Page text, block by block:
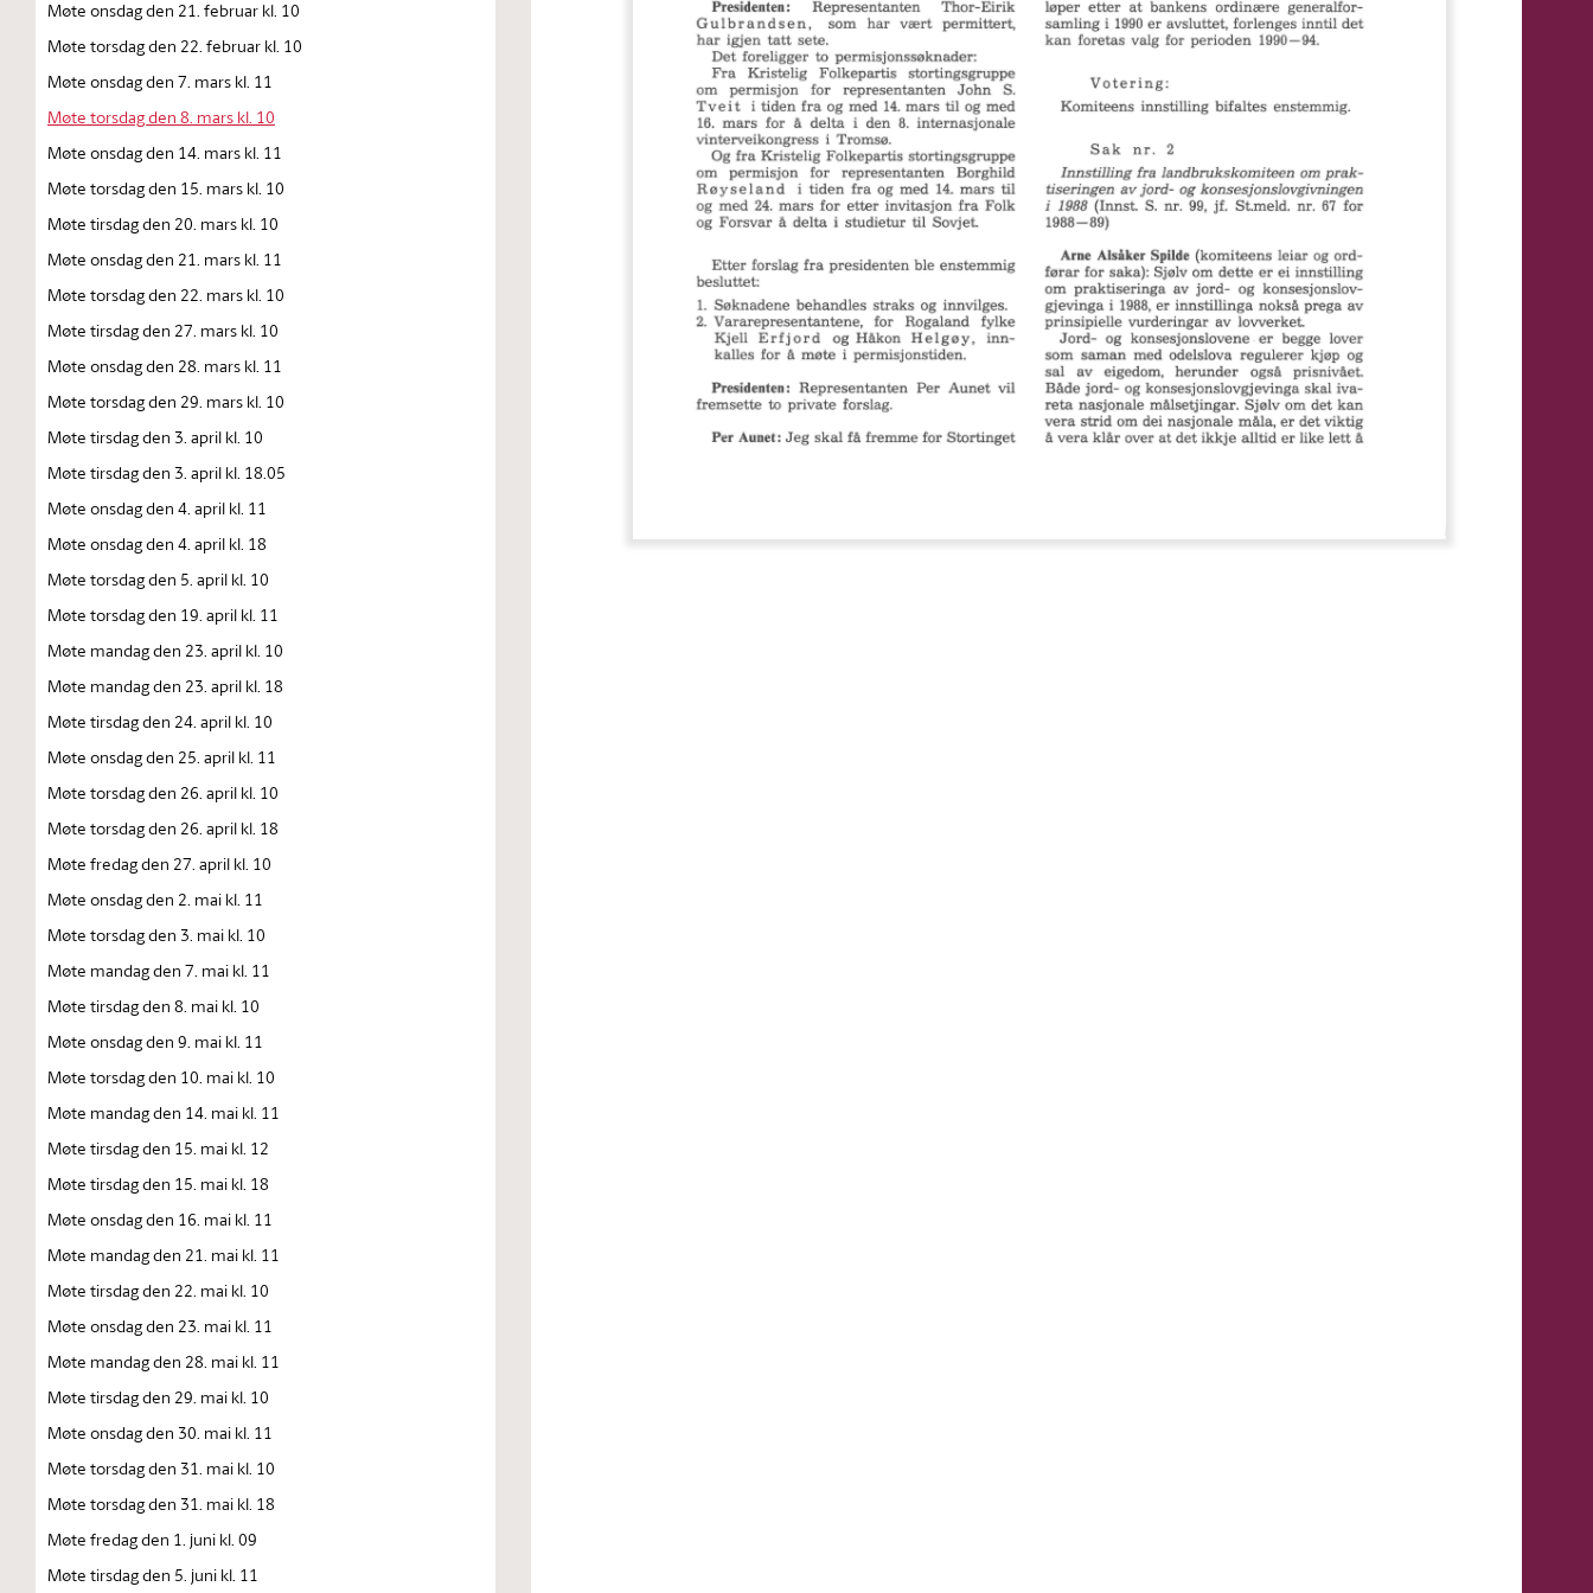
Møte onsdag den 21. februar kl. 10
Møte torsdag den 22. februar kl. 10
Møte onsdag den 7. mars kl. 11
Møte torsdag den 8. mars kl. 10
Møte onsdag den 14. mars kl. 11
Møte torsdag den 15. mars kl. 10
Møte tirsdag den 20. mars kl. 10
Møte onsdag den 21. mars kl. 11
Møte torsdag den 22. mars kl. 10
Møte tirsdag den 27. mars kl. 10
Møte onsdag den 28. mars kl. 11
Møte torsdag den 29. mars kl. 10
Møte tirsdag den 3. april kl. 10
Møte tirsdag den 3. april kl. 18.05
Møte onsdag den 4. april kl. 11
Møte onsdag den 4. april kl. 18
Møte torsdag den 5. april kl. 10
Møte torsdag den 19. april kl. 11
Møte mandag den 23. april kl. 10
Møte mandag den 23. april kl. 18
Møte tirsdag den 24. april kl. 10
Møte onsdag den 25. april kl. 11
Møte torsdag den 26. april kl. 10
Møte torsdag den 26. april kl. 18
Møte fredag den 27. april kl. 10
Møte onsdag den 2. mai kl. 11
Møte torsdag den 3. mai kl. 10
Møte mandag den 7. mai kl. 11
Møte tirsdag den 8. mai kl. 10
Møte onsdag den 9. mai kl. 11
Møte torsdag den 10. mai kl. 10
Møte mandag den 14. mai kl. 11
Møte tirsdag den 15. mai kl. 12
Møte tirsdag den 15. mai kl. 18
Møte onsdag den 16. mai kl. 11
Møte mandag den 21. mai kl. 11
Møte tirsdag den 22. mai kl. 10
Møte onsdag den 23. mai kl. 11
Møte mandag den 28. mai kl. 11
Møte tirsdag den 29. mai kl. 10
Møte onsdag den 30. mai kl. 11
Møte torsdag den 31. mai kl. 10
Møte torsdag den 31. mai kl. 18
Møte fredag den 1. juni kl. 09
Møte tirsdag den 5. juni kl. 11